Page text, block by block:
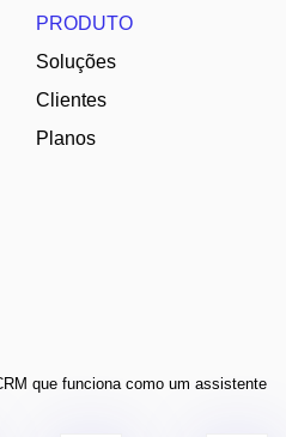
PRODUTO
Soluções
Clientes
Planos
que funciona como um assistente